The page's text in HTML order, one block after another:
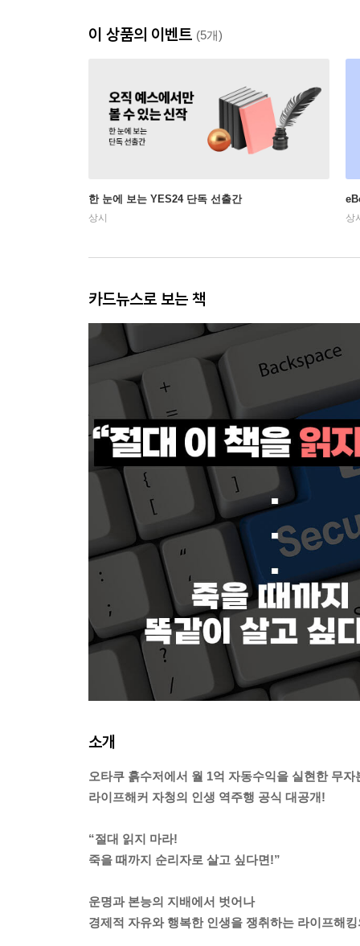
이 상품의 이벤트 (5개)
한 눈에 보는 YES24 단독 선출간
상시 상
카드뉴스로 보는 책
소개
오타쿠 흙수저에서 월 1억 자동수익을 실현한 무자
라이프해커 자청의 인생 역주행 공식 대공개!
“절대 읽지 마라!
죽을 때까지 순리자로 살고 싶다면!”
운명과 본능의 지배에서 벗어나
경제적 자유와 행복한 인생을 쟁취하는 라이프해